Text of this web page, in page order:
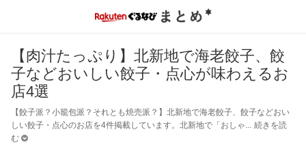
【肉汁たっぷり】北新地で海老餃子、餃
子などおいしい餃子・点心が味わえるお
店4選
【餃子派？小籠包派？それとも焼売派？】北新地で海老餃子、餃子などおい
しい餃子・点心のお店を4件掲載しています。北新地で「おしゃ
続きを読
む